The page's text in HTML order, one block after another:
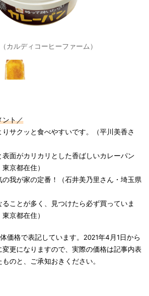
カルディコーヒーファーム）
ント／
りサクッと食べやすいです。（平川美香さ
表面がカリカリとした香ばしいカレーパン
京都在住）
の我が家の定番！（石井美乃里さん・埼玉県
ることが多く、見つけたら必ず買っていま
京都在住）
価格で表記しています。2021年4月1日から
更になりますので、実際の価格は記事内表
のと、ご承知おきください。